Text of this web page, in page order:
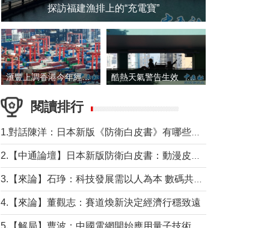
探訪福建漁排上的“充電寶”
滙豐上調香港今年經濟增長預測至4.5% 酷熱天氣警告生效 本港高溫持續至下周
閱讀排行
4.【來論】董觀志：賽道煥新決定經濟行穩致遠